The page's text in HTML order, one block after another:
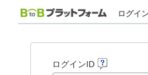
ログイ
ログインID